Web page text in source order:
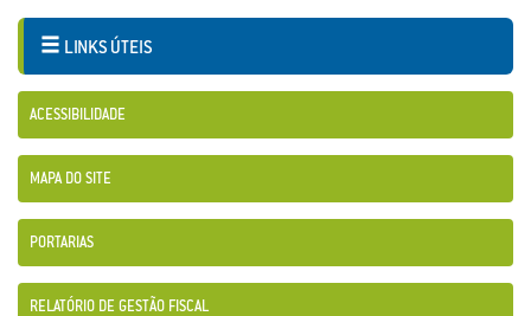
LINKS ÚTEIS
ACESSIBILIDADE
MAPA DO SITE
PORTARIAS
RELATÓRIO DE GESTÃO FISCAL